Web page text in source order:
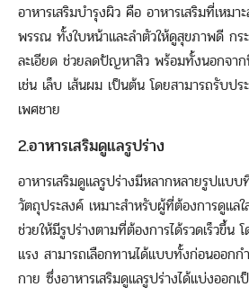
อาหารเสริมบำรุงผิว คือ อาหารเสริมที่เหม
พรรณ ทั้งใบหน้าและลำตัวให้ดูสุขภาพดี กร
ละเอียด ช่วยลดปัญหาสิว พร้อมทั้งนอกจา
เช่น เล็บ เส้นผม เป็นต้น โดยสามารถรับป
เพศชาย
2.อาหารเสริมดูแลรูปร่าง
อาหารเสริมดูแลรูปร่างมีหลากหลายรูปแบ
วัตถุประสงค์ เหมาะสำหรับผู้ที่ต้องการดูแลใ
ช่วยให้มีรูปร่างตามที่ต้องการได้รวดเร็วขึ้
แรง สามารถเลือกทานได้แบบทั้งก่อนออกก
กาย ซึ่งอาหารเสริมดูแลรูปร่างได้แบ่งออ